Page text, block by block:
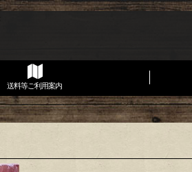
送料等ご利用案内